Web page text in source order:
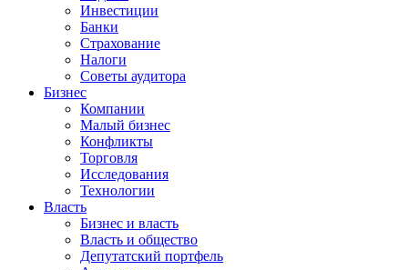
Инвестиции
Банки
Страхование
Налоги
Советы аудитора
Бизнес
Компании
Малый бизнес
Конфликты
Торговля
Исследования
Технологии
Власть
Бизнес и власть
Власть и общество
Депутатский портфель